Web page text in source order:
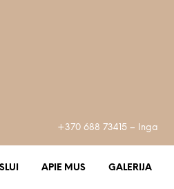
+370 688 73415 – Inga
APIE MUS GALERIJA